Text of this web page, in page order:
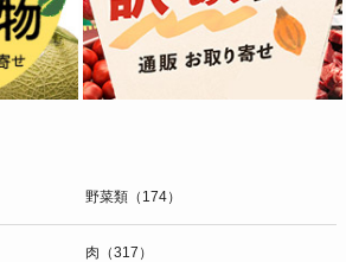
野菜類（174）
肉（317）